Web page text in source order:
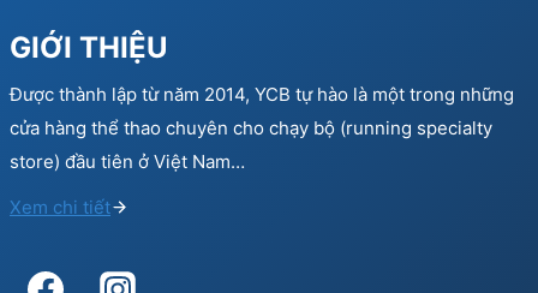
GIỚI THIỆU
Được thành lập từ năm 2014, YCB tự hào là một trong những
cửa hàng thể thao chuyên cho chạy bộ (running specialty
store) đầu tiên ở Việt Nam…
Xem chi tiết